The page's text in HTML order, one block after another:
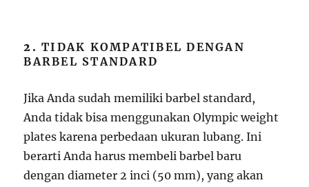
2.TIDAK KOMPATIBEL DENGAN
BARBEL STANDARD
Jika Anda sudah memiliki barbel standard,
Anda tidak bisa menggunakan Olympic weight
plates karena perbedaan ukuran lubang. Ini
berarti Anda harus membeli barbel baru
dengan diameter 2 inci (50 mm), yang akan